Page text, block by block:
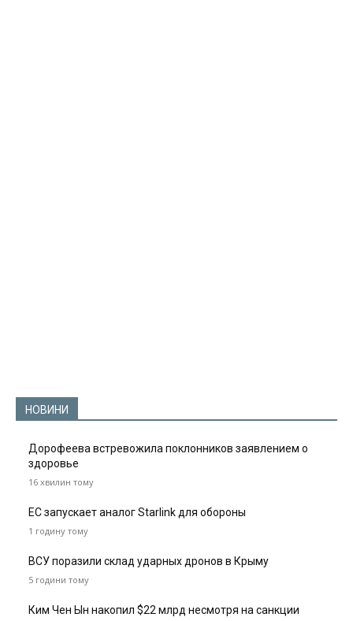
НОВИНИ
Дорофеева встревожила поклонников заявлением о
здоровье
16 хвилин тому
ЕС запускает аналог Starlink для обороны
1 годину тому
ВСУ поразили склад ударных дронов в Крыму
5 години тому
Ким Чен Ын накопил $22 млрд несмотря на санкции